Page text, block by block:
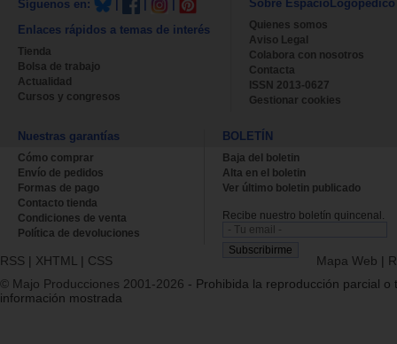
Síguenos en:
Enlaces rápidos a temas de interés
Tienda
Bolsa de trabajo
Actualidad
Cursos y congresos
Sobre EspacioLogopédico
Quienes somos
Aviso Legal
Colabora con nosotros
Contacta
ISSN 2013-0627
Gestionar cookies
Nuestras garantías
Cómo comprar
Envío de pedidos
Formas de pago
Contacto tienda
Condiciones de venta
Política de devoluciones
BOLETÍN
Baja del boletin
Alta en el boletin
Ver último boletin publicado
Recibe nuestro boletín quincenal.
RSS | XHTML | CSS Mapa Web |
© Majo Producciones 2001-2026 - Prohibida la reproducción parcial o
información mostrada